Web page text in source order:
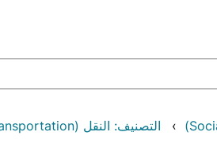
التصنيف: النقل (Transportation)